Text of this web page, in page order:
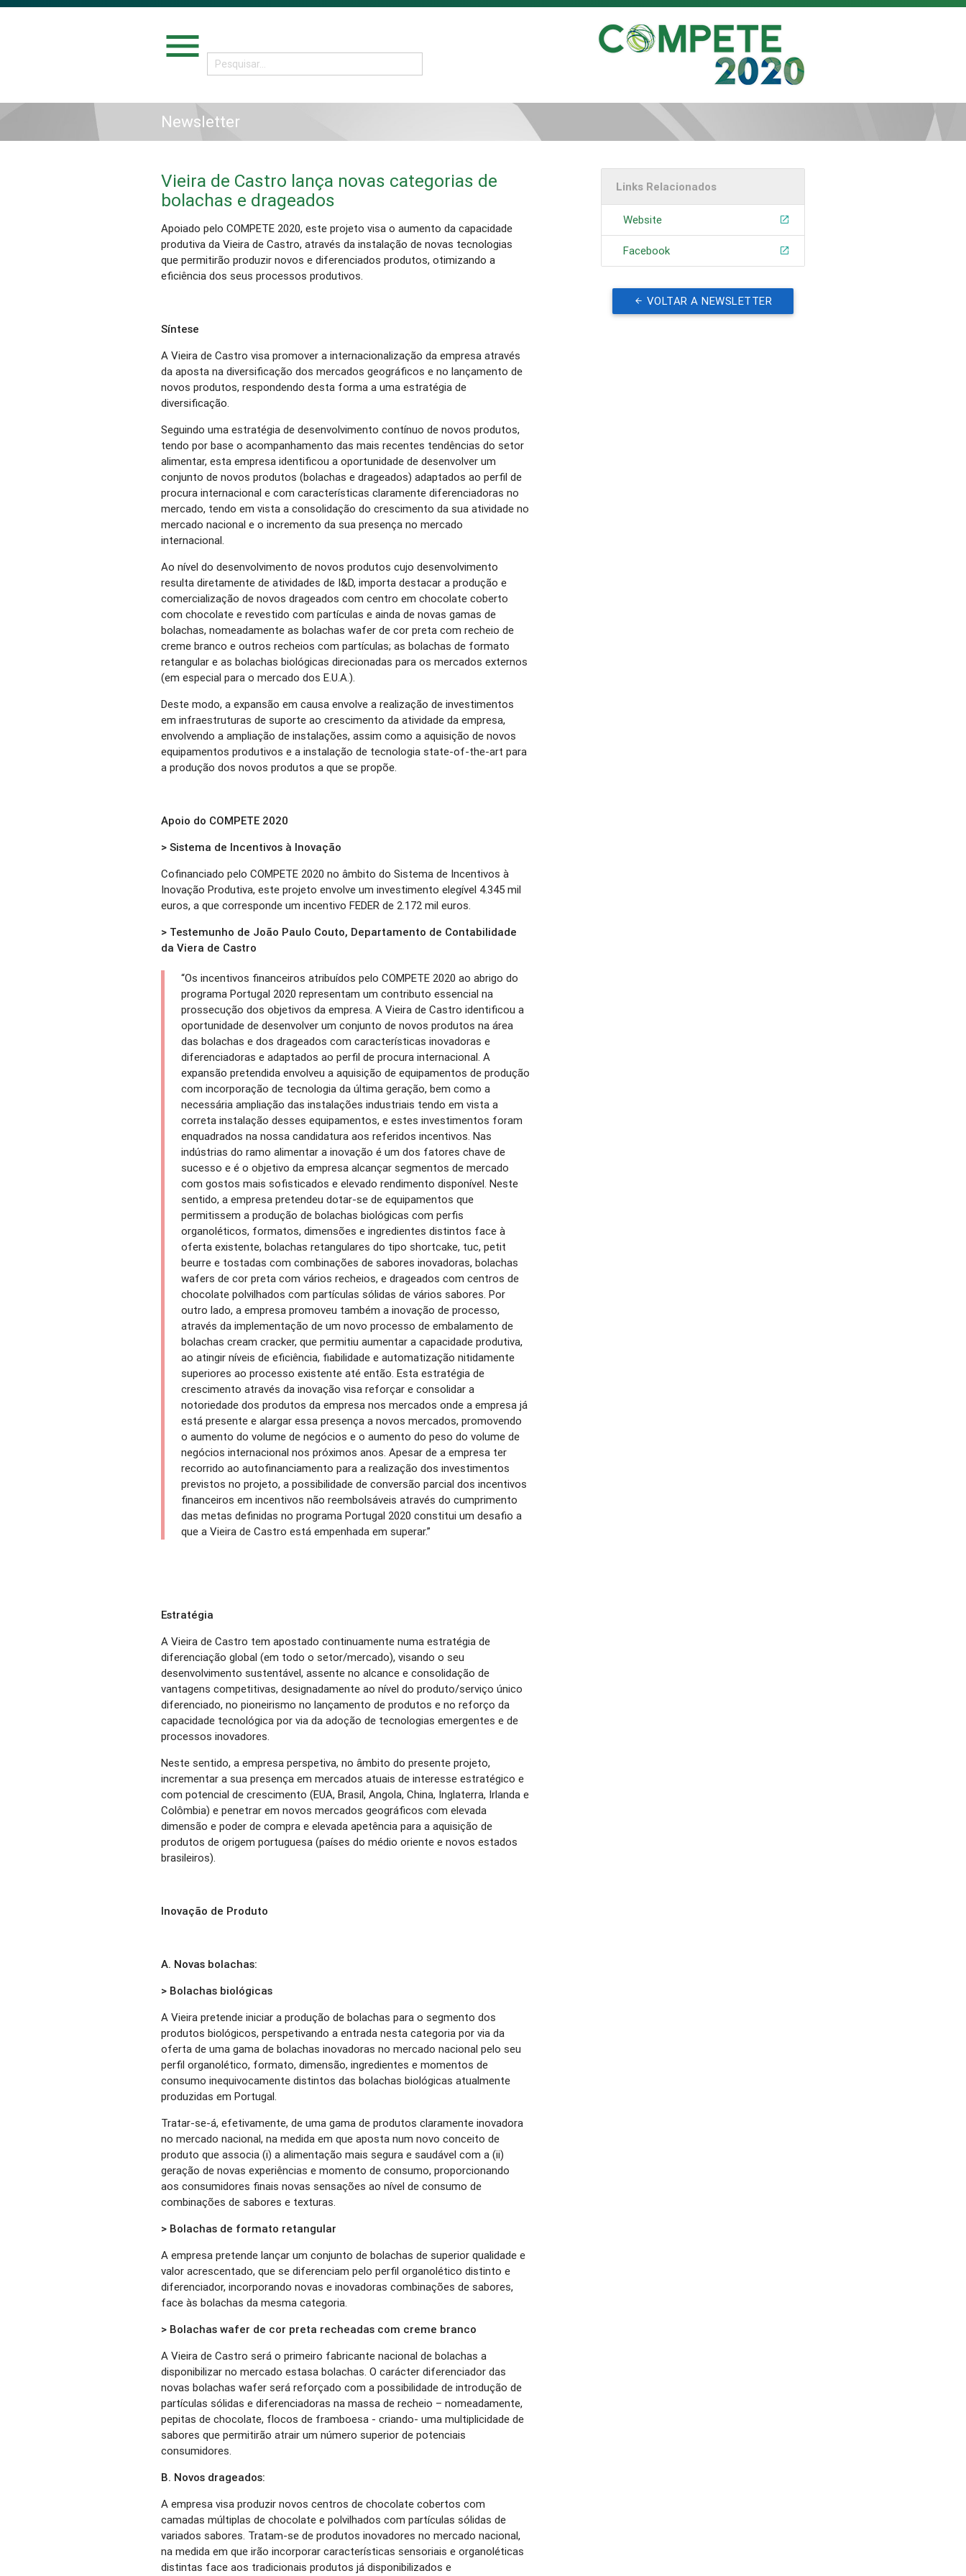
menu
Newsletter
Vieira de Castro lança novas categorias de
bolachas e drageados
Apoiado pelo COMPETE 2020, este projeto visa o aumento da capacidade
produtiva da Vieira de Castro, através da instalação de novas tecnologias
que permitirão produzir novos e diferenciados produtos, otimizando a
eficiência dos seus processos produtivos.
Síntese
A Vieira de Castro visa promover a internacionalização da empresa através
da aposta na diversificação dos mercados geográficos e no lançamento de
novos produtos, respondendo desta forma a uma estratégia de
diversificação.
Seguindo uma estratégia de desenvolvimento contínuo de novos produtos,
tendo por base o acompanhamento das mais recentes tendências do setor
alimentar, esta empresa identificou a oportunidade de desenvolver um
conjunto de novos produtos (bolachas e drageados) adaptados ao perfil de
procura internacional e com características claramente diferenciadoras no
mercado, tendo em vista a consolidação do crescimento da sua atividade no
mercado nacional e o incremento da sua presença no mercado
internacional.
Ao nível do desenvolvimento de novos produtos cujo desenvolvimento
resulta diretamente de atividades de I&D, importa destacar a produção e
comercialização de novos drageados com centro em chocolate coberto
com chocolate e revestido com partículas e ainda de novas gamas de
bolachas, nomeadamente as bolachas wafer de cor preta com recheio de
creme branco e outros recheios com partículas; as bolachas de formato
retangular e as bolachas biológicas direcionadas para os mercados externos
(em especial para o mercado dos E.U.A.).
Deste modo, a expansão em causa envolve a realização de investimentos
em infraestruturas de suporte ao crescimento da atividade da empresa,
envolvendo a ampliação de instalações, assim como a aquisição de novos
equipamentos produtivos e a instalação de tecnologia state-of-the-art para
a produção dos novos produtos a que se propõe.
Apoio do COMPETE 2020
> Sistema de Incentivos à Inovação
Cofinanciado pelo COMPETE 2020 no âmbito do Sistema de Incentivos à
Inovação Produtiva, este projeto envolve um investimento elegível 4.345 mil
euros, a que corresponde um incentivo FEDER de 2.172 mil euros.
> Testemunho de João Paulo Couto, Departamento de Contabilidade
da Viera de Castro
“Os incentivos financeiros atribuídos pelo COMPETE 2020 ao abrigo do
programa Portugal 2020 representam um contributo essencial na
prossecução dos objetivos da empresa. A Vieira de Castro identificou a
oportunidade de desenvolver um conjunto de novos produtos na área
das bolachas e dos drageados com características inovadoras e
diferenciadoras e adaptados ao perfil de procura internacional. A
expansão pretendida envolveu a aquisição de equipamentos de produção
com incorporação de tecnologia da última geração, bem como a
necessária ampliação das instalações industriais tendo em vista a
correta instalação desses equipamentos, e estes investimentos foram
enquadrados na nossa candidatura aos referidos incentivos. Nas
indústrias do ramo alimentar a inovação é um dos fatores chave de
sucesso e é o objetivo da empresa alcançar segmentos de mercado
com gostos mais sofisticados e elevado rendimento disponível. Neste
sentido, a empresa pretendeu dotar-se de equipamentos que
permitissem a produção de bolachas biológicas com perfis
organoléticos, formatos, dimensões e ingredientes distintos face à
oferta existente, bolachas retangulares do tipo shortcake, tuc, petit
beurre e tostadas com combinações de sabores inovadoras, bolachas
wafers de cor preta com vários recheios, e drageados com centros de
chocolate polvilhados com partículas sólidas de vários sabores. Por
outro lado, a empresa promoveu também a inovação de processo,
através da implementação de um novo processo de embalamento de
bolachas cream cracker, que permitiu aumentar a capacidade produtiva,
ao atingir níveis de eficiência, fiabilidade e automatização nitidamente
superiores ao processo existente até então. Esta estratégia de
crescimento através da inovação visa reforçar e consolidar a
notoriedade dos produtos da empresa nos mercados onde a empresa já
está presente e alargar essa presença a novos mercados, promovendo
o aumento do volume de negócios e o aumento do peso do volume de
negócios internacional nos próximos anos. Apesar de a empresa ter
recorrido ao autofinanciamento para a realização dos investimentos
previstos no projeto, a possibilidade de conversão parcial dos incentivos
financeiros em incentivos não reembolsáveis através do cumprimento
das metas definidas no programa Portugal 2020 constitui um desafio a
que a Vieira de Castro está empenhada em superar.”
Estratégia
A Vieira de Castro tem apostado continuamente numa estratégia de
diferenciação global (em todo o setor/mercado), visando o seu
desenvolvimento sustentável, assente no alcance e consolidação de
vantagens competitivas, designadamente ao nível do produto/serviço único
diferenciado, no pioneirismo no lançamento de produtos e no reforço da
capacidade tecnológica por via da adoção de tecnologias emergentes e de
processos inovadores.
Neste sentido, a empresa perspetiva, no âmbito do presente projeto,
incrementar a sua presença em mercados atuais de interesse estratégico e
com potencial de crescimento (EUA, Brasil, Angola, China, Inglaterra, Irlanda e
Colômbia) e penetrar em novos mercados geográficos com elevada
dimensão e poder de compra e elevada apetência para a aquisição de
produtos de origem portuguesa (países do médio oriente e novos estados
brasileiros).
Inovação de Produto
A. Novas bolachas:
> Bolachas biológicas
A Vieira pretende iniciar a produção de bolachas para o segmento dos
produtos biológicos, perspetivando a entrada nesta categoria por via da
oferta de uma gama de bolachas inovadoras no mercado nacional pelo seu
perfil organolético, formato, dimensão, ingredientes e momentos de
consumo inequivocamente distintos das bolachas biológicas atualmente
produzidas em Portugal.
Tratar-se-á, efetivamente, de uma gama de produtos claramente inovadora
no mercado nacional, na medida em que aposta num novo conceito de
produto que associa (i) a alimentação mais segura e saudável com a (ii)
geração de novas experiências e momento de consumo, proporcionando
aos consumidores finais novas sensações ao nível de consumo de
combinações de sabores e texturas.
> Bolachas de formato retangular
A empresa pretende lançar um conjunto de bolachas de superior qualidade e
valor acrescentado, que se diferenciam pelo perfil organolético distinto e
diferenciador, incorporando novas e inovadoras combinações de sabores,
face às bolachas da mesma categoria.
> Bolachas wafer de cor preta recheadas com creme branco
A Vieira de Castro será o primeiro fabricante nacional de bolachas a
disponibilizar no mercado estasa bolachas. O carácter diferenciador das
novas bolachas wafer será reforçado com a possibilidade de introdução de
partículas sólidas e diferenciadoras na massa de recheio – nomeadamente,
pepitas de chocolate, flocos de framboesa - criando- uma multiplicidade de
sabores que permitirão atrair um número superior de potenciais
consumidores.
B. Novos drageados:
A empresa visa produzir novos centros de chocolate cobertos com
camadas múltiplas de chocolate e polvilhados com partículas sólidas de
variados sabores. Tratam-se de produtos inovadores no mercado nacional,
na medida em que irão incorporar características sensoriais e organoléticas
distintas face aos tradicionais produtos já disponibilizados e
Links Relacionados
Website
Facebook
VOLTAR A NEWSLETTER